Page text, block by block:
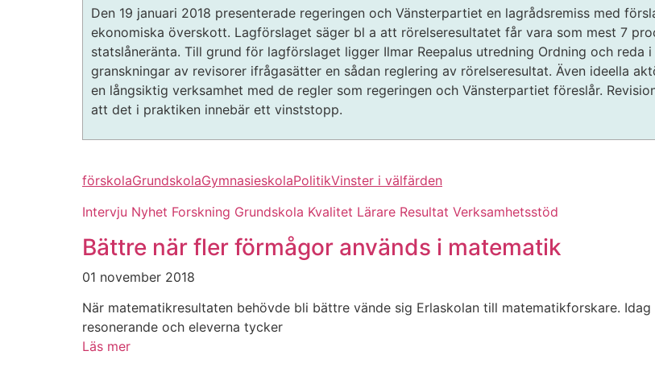
Den 19 januari 2018 presenterade regeringen och Vänsterpartiet en lagrådsremiss med
ekonomiska överskott. Lagförslaget säger bl a att rörelseresultatet får vara som mest 7
statslåneränta. Till grund för lagförslaget ligger Ilmar Reepalus utredning Ordning och
granskningar av revisorer ifrågasätter en sådan reglering av rörelseresultat. Även ideella
en långsiktig verksamhet med de regler som regeringen och Vänsterpartiet föreslår.
att det i praktiken innebär ett vinststopp.
förskolaGrundskolaGymnasieskolaPolitikVinster i välfärden
Intervju Nyhet Forskning Grundskola Kvalitet Lärare Resultat Verksamhetsstöd
Bättre när fler förmågor används i matematik
01 november 2018
När matematikresultaten behövde bli bättre vände sig Erlaskolan till matematikforskare.
resonerande och eleverna tycker
Läs mer
webbplatsen.
Marknadsföring
Genom att dela
med dig av dina
intressen och ditt
surfar ökar du
personligt
och erbjudanden.